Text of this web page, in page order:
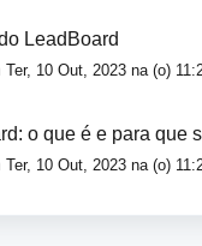
LeadBoard
10 Out, 2023 na (o)
o que é e para que
10 Out, 2023 na (o)